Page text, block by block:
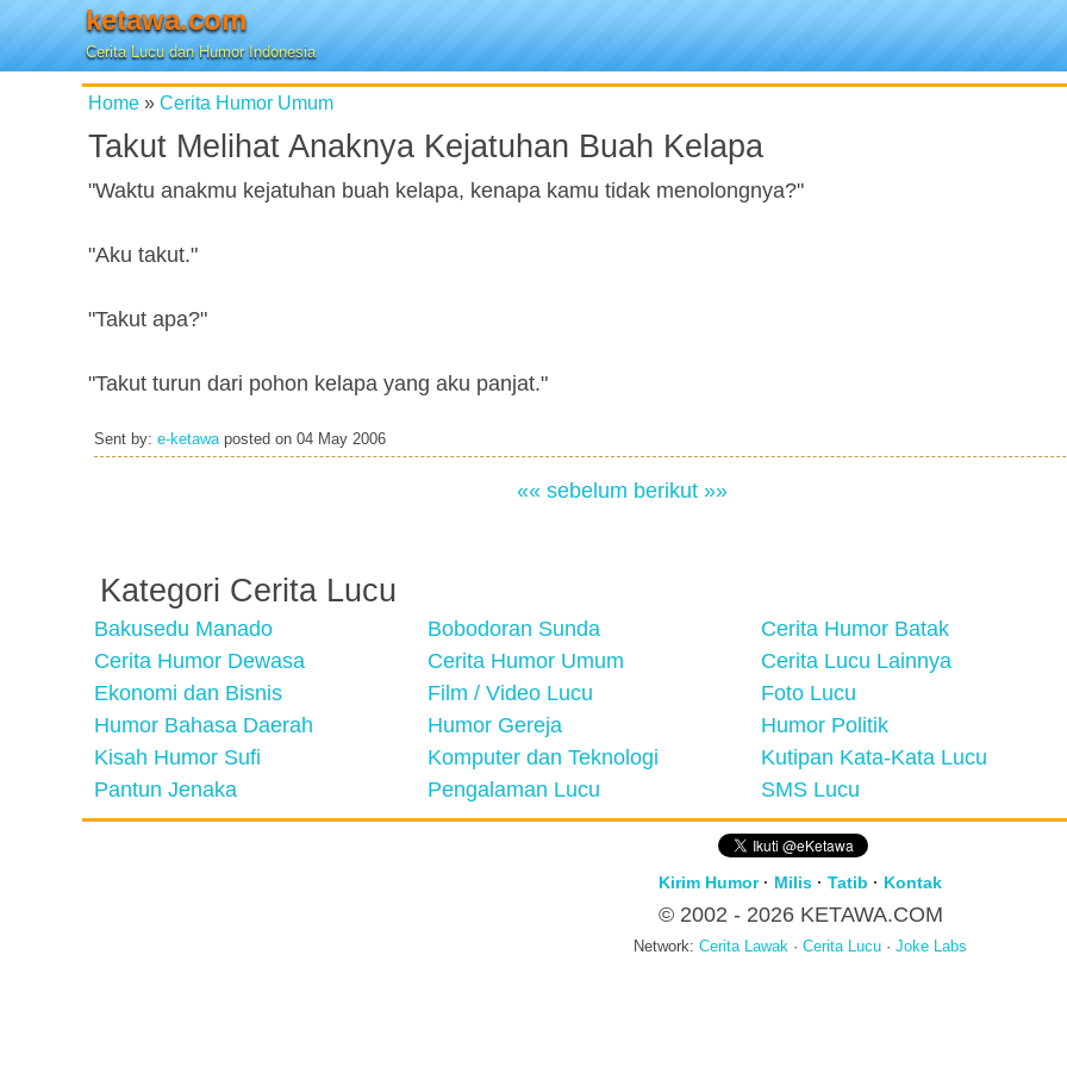
ketawa.com
Cerita Lucu dan Humor Indonesia
Home » Cerita Humor Umum
Takut Melihat Anaknya Kejatuhan Buah Kelapa
"Waktu anakmu kejatuhan buah kelapa, kenapa kamu tidak menolongnya?"
"Aku takut."
"Takut apa?"
"Takut turun dari pohon kelapa yang aku panjat."
Sent by: e-ketawaposted on 04 May 2006
«« sebelum berikut »»
Kategori Cerita Lucu
Bakusedu Manado Bobodoran Sunda
Cerita Humor Batak
Cerita Humor Dewasa
Cerita Humor Umum
Cerita Lucu Lainnya
Ekonomi dan Bisnis
Film / Video Lucu
Foto Lucu
Humor Bahasa Daerah
Humor Gereja
Humor Politik
Kisah Humor Sufi
Komputer dan Teknologi
Kutipan Kata-Kata Lucu
Pantun Jenaka
Pengalaman Lucu SMS Lucu
Kirim Humor· Milis · Tatib · Kontak
© 2002 - 2026 KETAWA.COM
Network: Cerita Lawak · Cerita Lucu · Joke Labs